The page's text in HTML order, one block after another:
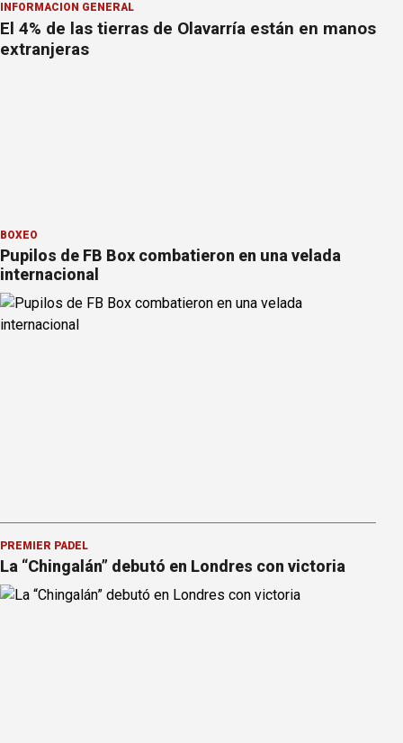
INFORMACION GENERAL
El 4% de las tierras de Olavarría están en manos
extranjeras
BOXEO
Pupilos de FB Box combatieron en una velada
internacional
PREMIER PÁDEL
La “Chingalán” debutó en Londres con victoria